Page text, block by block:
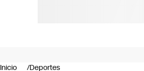
Negocios
Inicio Deportes